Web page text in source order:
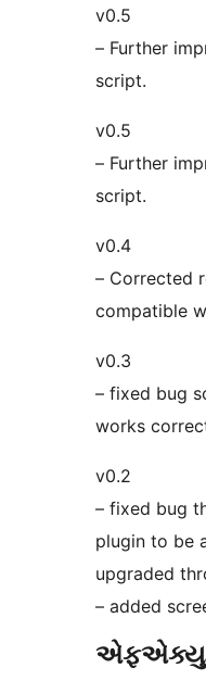
v0.5
– Further
script.
v0.5
– Further
script.
v0.4
– Corrected
compatible
v0.3
– fixed bug
works
v0.2
– fixed bug
plugin to be
upgraded
– added
એફએક્યુ